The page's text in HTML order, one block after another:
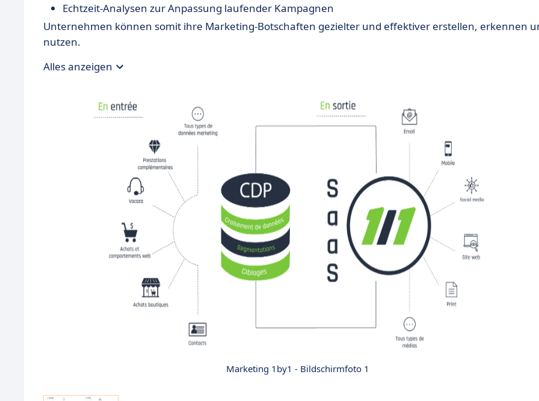
Echtzeit-Analysen zur Anpassung laufender Kampagnen
Unternehmen können somit ihre Marketing-Botschaften gezielter und effektiver erstellen, erkennen
nutzen.
Alles anzeigen
Marketing 1by1 - Bildschirmfoto 1